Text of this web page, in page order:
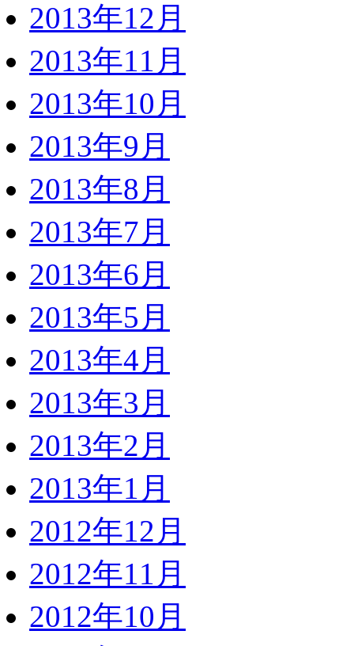
2013年12月
2013年11月
2013年10月
2013年9月
2013年8月
2013年7月
2013年6月
2013年5月
2013年4月
2013年3月
2013年2月
2013年1月
2012年12月
2012年11月
2012年10月